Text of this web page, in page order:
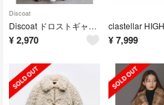
Discoat
Discoat ドロストギャザー切替スカート 白
¥ 2,970 ¥ 7,999